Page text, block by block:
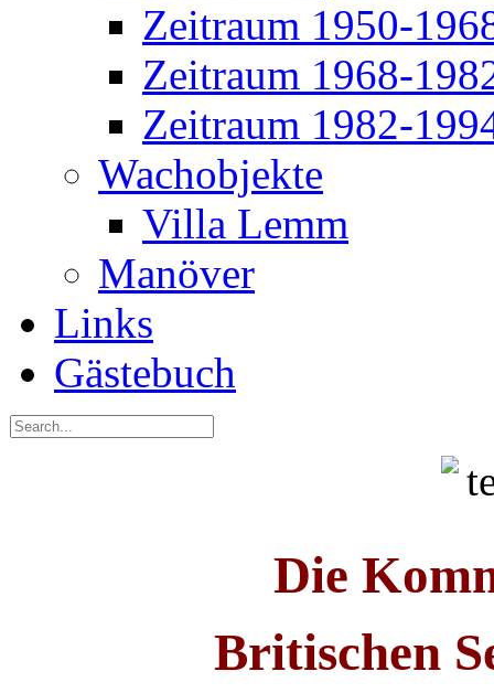
Zeitraum 1950-
Zeitraum 1968-
Zeitraum 1982-
Wachobjekte
Villa Lemm
Manöver
Links
Gästebuch
Die
Britischen